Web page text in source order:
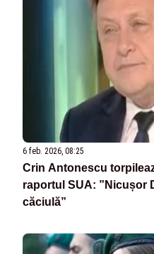
6 feb. 2026, 08:25
Crin Antonescu
raportul SUA: ”Nicușor
căciulă”